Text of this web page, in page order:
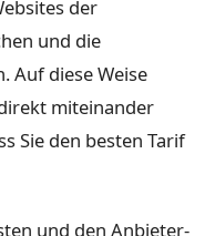
der
und die
Auf diese Weise
miteinander
Sie den besten Tarif
und den Anbieter-